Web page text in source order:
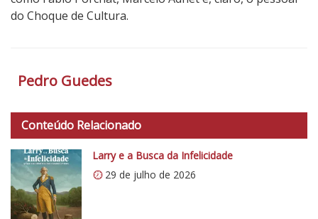
do Choque de Cultura.
o
C
r
í
t
Pedro Guedes
Conteúdo Relacionado
Larry e a Busca da Infelicidade
29 de julho de 2026